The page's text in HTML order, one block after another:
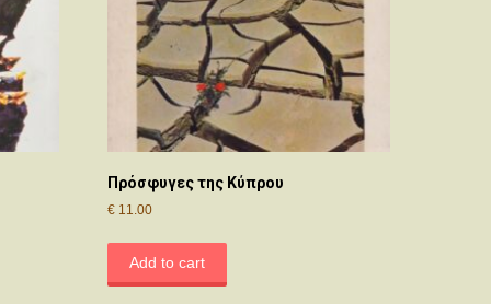
Πρόσφυγες της Κύπρου
€ 11.00
Add to cart